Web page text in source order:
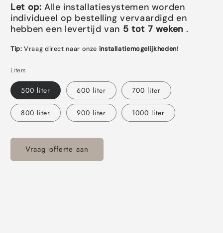
Let op: Alle installatiesystemen worden
individueel op bestelling vervaardigd en
hebben een levertijd van 5 tot 7 weken .
Tip: Vraag direct naar onze installatiemogelijkheden!
Liters
500 liter 600 liter 700 liter
800 liter 900 liter 1000 liter
Vraag offerte aan